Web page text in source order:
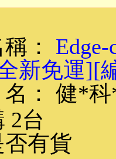
：
新免運][
健*科
2台
有貨